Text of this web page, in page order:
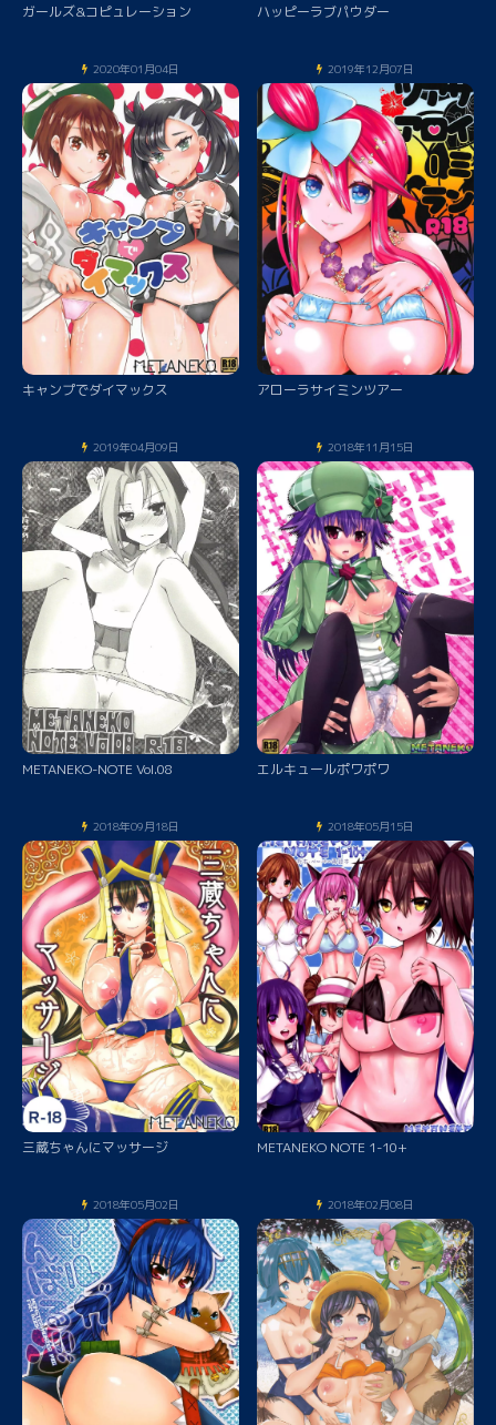
ガールズ&コピュレーション ハッピーラブパウダー
2020年01月04日
キャンプでダイマックス
2019年12月07日
アローラサイミンツアー
2019年04月09日
METANEKO-NOTE Vol.08
2018年11月15日
エルキュールポワポワ
2018年09月18日
三蔵ちゃんにマッサージ
2018年05月15日
METANEKO NOTE 1-10+
2018年05月02日 2018年02月08日